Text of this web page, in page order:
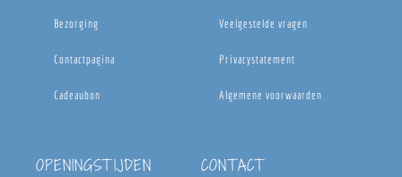
Bezorging
Contactpagina
Cadeaubon
Veelgestelde vragen
Privacystatement
Algemene voorwaarden
OPENINGSTIJDEN CONTACT